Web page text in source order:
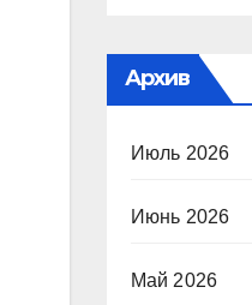
Архив
Июль 2026
Июнь 2026
Май 2026